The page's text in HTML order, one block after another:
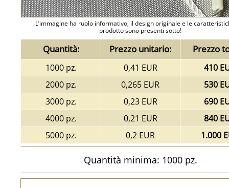
L’immagine ha ruolo informativo, il design originale e le
prodotto sono presenti sotto!
Quantità: Prezzo unitario: Prezzo
1000 pz. 0,41 EUR
410
2000 pz.
0,265 EUR
530
3000 pz.
0,23 EUR
690
4000 pz.
0,21 EUR
840
5000 pz.
0,2 EUR 1.000
Quantità minima: 1000 pz.